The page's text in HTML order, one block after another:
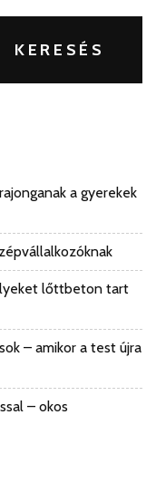
KERESÉS
a gyerekek
lőttbeton tart
– amikor a test újra
– okos